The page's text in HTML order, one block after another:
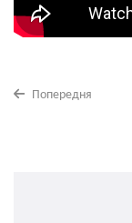
Попередня